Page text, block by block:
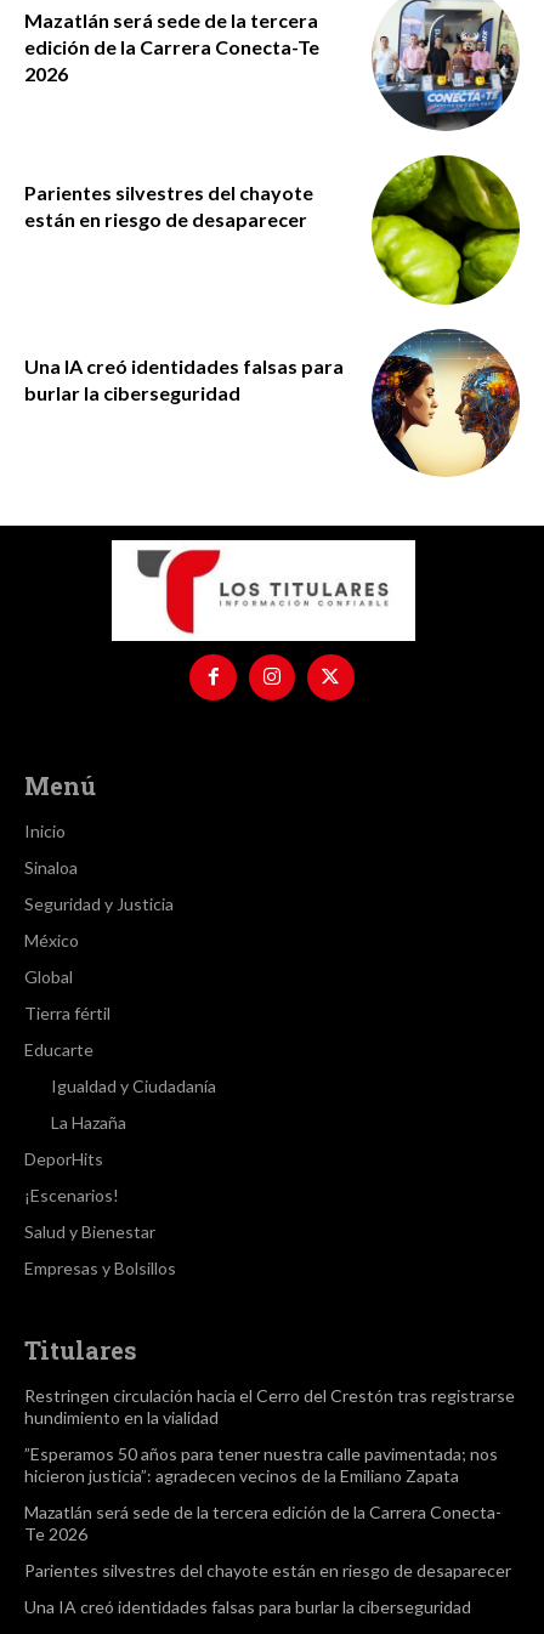
Mazatlán será sede de la tercera
edición de la Carrera Conecta-Te
2026
Parientes silvestres del chayote
están en riesgo de desaparecer
Una IA creó identidades falsas para
burlar la ciberseguridad
Menú
Inicio
Sinaloa
Seguridad y Justicia
México
Global
Tierra fértil
Educarte
Igualdad y Ciudadanía
La Hazaña
DeporHits
¡Escenarios!
Salud y Bienestar
Empresas y Bolsillos
Titulares
Restringen circulación hacia el Cerro del Crestón tras registrarse
hundimiento en la vialidad
”Esperamos 50 años para tener nuestra calle pavimentada; nos
hicieron justicia”: agradecen vecinos de la Emiliano Zapata
Mazatlán será sede de la tercera edición de la Carrera Conecta-
Te 2026
Parientes silvestres del chayote están en riesgo de desaparecer
Una IA creó identidades falsas para burlar la ciberseguridad